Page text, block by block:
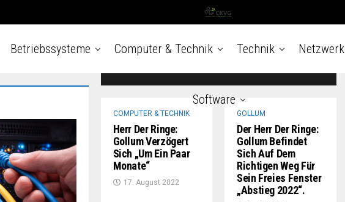
Betriebssysteme Computer & Technik Technik Netzwerk
Software
den Ruhm von Wichtige Person Wars nicht
(Kreditwürdigkeit beschreiben: Top-Video)...
COMPUTER & TECHNIK
Herr Der Ringe:
Gollum Verzögert
Sich „um Ein Paar
Monate“
17. August 2022
GOLLUM
Der Herr Der Ringe:
Gollum Befindet
Sich Auf Dem
Richtigen Weg Für
Sein Freies Fenster
„Abstieg 2022“.